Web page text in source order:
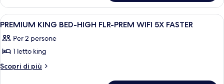
Room
Apri
tutte
le
foto
per
Biancheria da letto di alta qualità,
6
PREMIUM KING BED-HIGH FLR-PREM WIFI 5X FASTER
Per 2 persone
1 letto king
Scopri di più
Altri